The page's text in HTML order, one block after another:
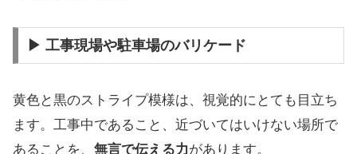
▶ 工事現場や駐車場のバリケード
黄色と黒のストライプ模様は、視覚的にとても目立ち
ます。工事中であること、近づいてはいけない場所で
あることを、 無言で伝える力があります。